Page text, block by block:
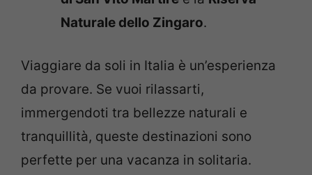
Naturale dello Zingaro.
Viaggiare da soli in Italia è un’esperienza
da provare. Se vuoi rilassarti,
immergendoti tra bellezze naturali e
tranquillità, queste destinazioni sono
perfette per una vacanza in solitaria.